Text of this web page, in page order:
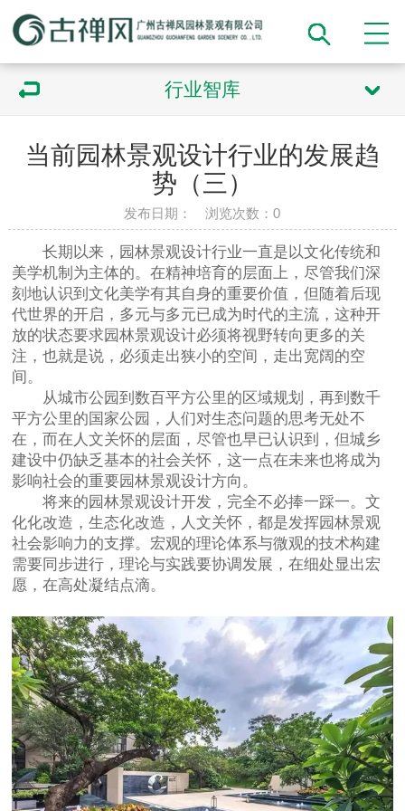
行业智库
当前园林景观设计行业的发展趋
势（三）
发布日期： 浏览次数：0
长期以来，园林景观设计行业一直是以文化传统和
美学机制为主体的。在精神培育的层面上，尽管我们深
刻地认识到文化美学有其自身的重要价值，但随着后现
代世界的开启，多元与多元已成为时代的主流，这种开
放的状态要求园林景观设计必须将视野转向更多的关
注，也就是说，必须走出狭小的空间，走出宽阔的空
间。
从城市公园到数百平方公里的区域规划，再到数千
平方公里的国家公园，人们对生态问题的思考无处不
在，而在人文关怀的层面，尽管也早已认识到，但城乡
建设中仍缺乏基本的社会关怀，这一点在未来也将成为
影响社会的重要园林景观设计方向。
将来的园林景观设计开发，完全不必捧一踩一。文
化化改造，生态化改造，人文关怀，都是发挥园林景观
社会影响力的支撑。宏观的理论体系与微观的技术构建
需要同步进行，理论与实践要协调发展，在细处显出宏
愿，在高处凝结点滴。